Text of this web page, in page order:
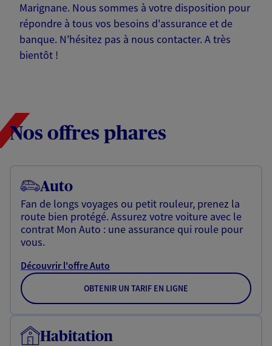
Marignane. Nous sommes à votre disposition pour
répondre à tous vos besoins d'assurance et de
banque. N'hésitez pas à nous contacter. A très
bientôt !
Nos offres phares
Auto
Fan de longs voyages ou petit rouleur, prenez la
route bien protégé. Assurez votre voiture avec le
contrat Mon Auto : une assurance qui roule pour
vous.
Découvrir l'offre Auto
OBTENIR UN TARIF EN LIGNE
Habitation